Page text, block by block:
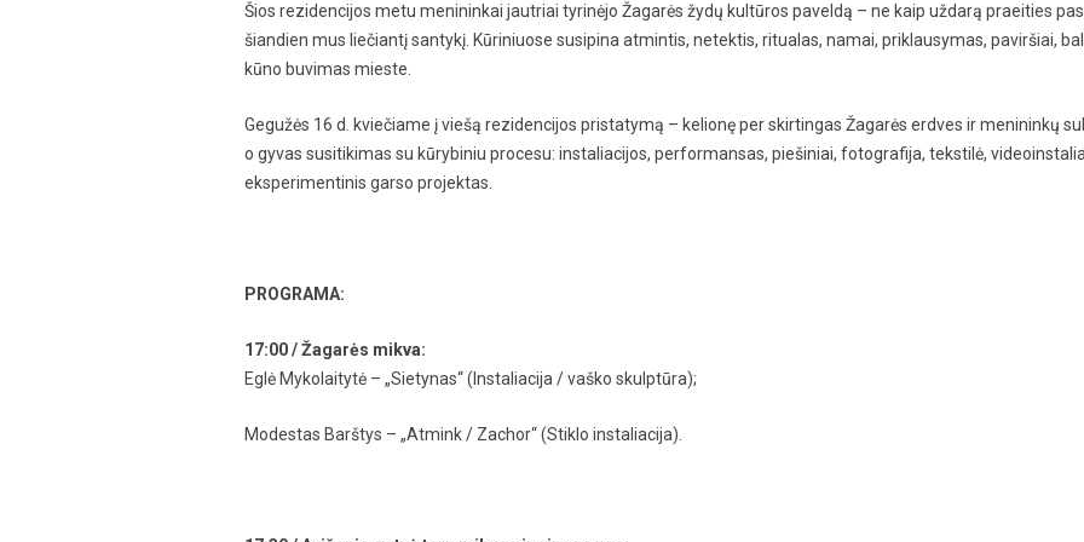
Šios rezidencijos metu menininkai jautriai tyrinėjo Žagarės žydų kultūros paveldą – ne kaip uždarą praeities
šiandien mus liečiantį santykį. Kūriniuose susipina atmintis, netektis, ritualas, namai, priklausymas, paviršiai,
kūno buvimas mieste.
Gegužės 16 d. kviečiame į viešą rezidencijos pristatymą – kelionę per skirtingas Žagarės erdves ir menininkų
o gyvas susitikimas su kūrybiniu procesu: instaliacijos, performansas, piešiniai, fotografija, tekstilė,
eksperimentinis garso projektas.
PROGRAMA:
17:00 / Žagarės mikva:
Eglė Mykolaitytė – „Sietynas“ (Instaliacija / vaško skulptūra);
Modestas Barštys – „Atmink / Zachor“ (Stiklo instaliacija).